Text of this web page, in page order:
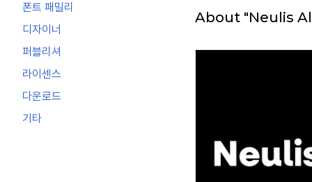
폰트 패밀리
디자이너
퍼블리셔
라이센스
다운로드
기타
About "Neulis